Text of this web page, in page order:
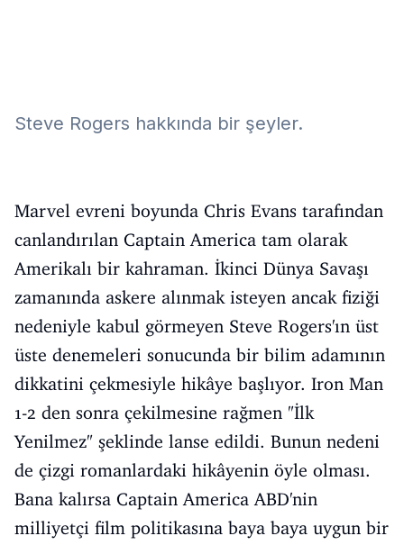
Steve Rogers hakkında bir şeyler.
Marvel evreni boyunda Chris Evans tarafından
canlandırılan Captain America tam olarak
Amerikalı bir kahraman. İkinci Dünya Savaşı
zamanında askere alınmak isteyen ancak fiziği
nedeniyle kabul görmeyen Steve Rogers'ın üst
üste denemeleri sonucunda bir bilim adamının
dikkatini çekmesiyle hikâye başlıyor. Iron Man
1-2 den sonra çekilmesine rağmen "İlk
Yenilmez" şeklinde lanse edildi. Bunun nedeni
de çizgi romanlardaki hikâyenin öyle olması.
Bana kalırsa Captain America ABD'nin
milliyetçi film politikasına baya baya uygun bir